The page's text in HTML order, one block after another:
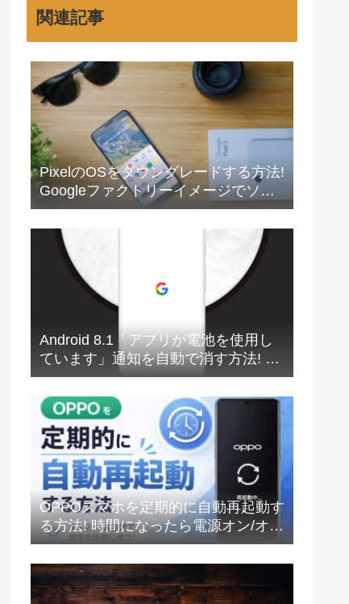
関連記事
PixelのOSをダウングレードする方法!
Googleファクトリーイメージでソフ
トウェアバージョンを下げよう
Android 8.1「アプリが電池を使用し
ています」通知を自動で消す方法! 邪
魔なら非表示にしよう
OPPOスマホを定期的に自動再起動す
る方法! 時間になったら電源オン/オフ
しよう